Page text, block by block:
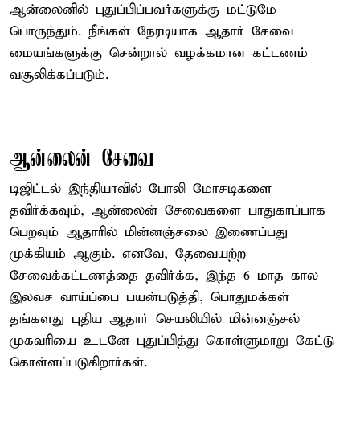
ஆன்லைனில் புதுப்பிப்பவர்களுக்கு மட்டுமே
பொருந்தும். நீங்கள் நேரடியாக ஆதார் சேவை
மையங்களுக்கு சென்றால் வழக்கமான கட்டணம்
வசூலிக்கப்படும்.
ஆன்லைன் சேவை
டிஜிட்டல் இந்தியாவில் போலி மோசடிகளை
தவிர்க்கவும், ஆன்லைன் சேவைகளை பாதுகாப்பாக
பெறவும் ஆதாரில் மின்னஞ்சலை இணைப்பது
முக்கியம் ஆகும். எனவே, தேவையற்ற
சேவைக்கட்டணத்தை தவிர்க்க, இந்த 6 மாத கால
இலவச வாய்ப்பை பயன்படுத்தி, பொதுமக்கள்
தங்களது புதிய ஆதார் செயலியில் மின்னஞ்சல்
முகவரியை உடனே புதுப்பித்து கொள்ளுமாறு கேட்டு
கொள்ளப்படுகிறார்கள்.